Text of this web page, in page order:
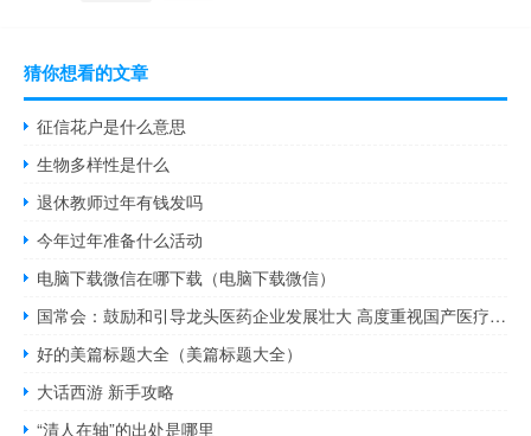
猜你想看的文章
征信花户是什么意思
生物多样性是什么
退休教师过年有钱发吗
今年过年准备什么活动
电脑下载微信在哪下载（电脑下载微信）
国常会：鼓励和引导龙头医药企业发展壮大 高度重视国产医疗装备的推广应用
好的美篇标题大全（美篇标题大全）
大话西游 新手攻略
“清人在轴”的出处是哪里